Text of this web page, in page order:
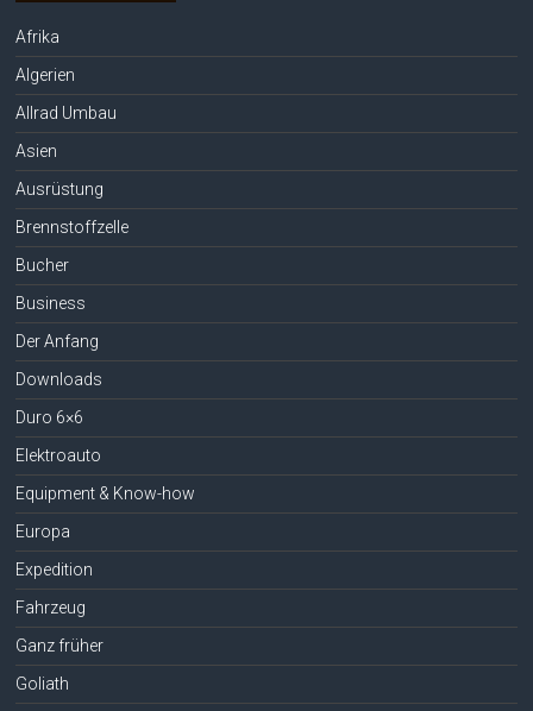
Afrika
Algerien
Allrad Umbau
Asien
Ausrüstung
Brennstoffzelle
Bucher
Business
Der Anfang
Downloads
Duro 6×6
Elektroauto
Equipment & Know-how
Europa
Expedition
Fahrzeug
Ganz früher
Goliath